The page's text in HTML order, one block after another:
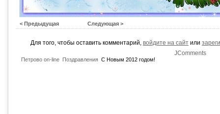
< Предыдущая Следующая >
Для того, чтобы оставить комментарий, войдите на сайт или
JComments
Петрово on-line Поздравления С Новым 2012 годом!